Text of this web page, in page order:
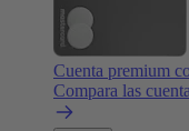
Cuenta premium
Compara las